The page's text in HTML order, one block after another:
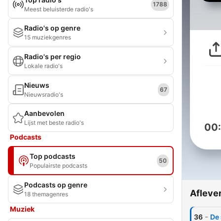
Meest beluisterde radio's
1788
Radio's op genre
15 muziekgenres
Radio's per regio
Lokale radio's
Nieuws
Nieuwsradio's
67
Aanbevolen
Lijst met beste radio's
Podcasts
Top podcasts
Populairste podcasts
50
Podcasts op genre
18 themagenres
Muziek
36 -